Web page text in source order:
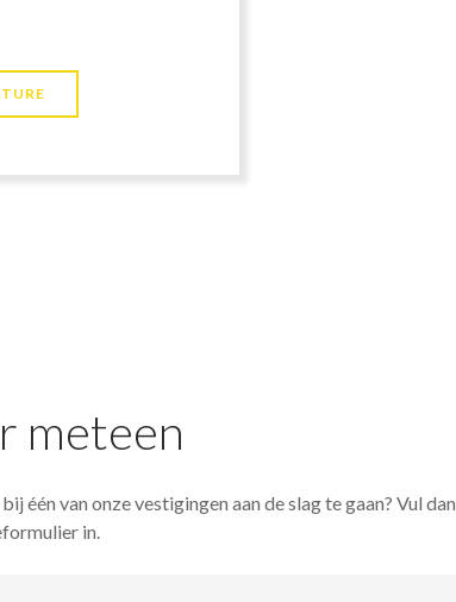
meteen
één van onze vestigingen aan de slag te gaan? Vul dan
in.